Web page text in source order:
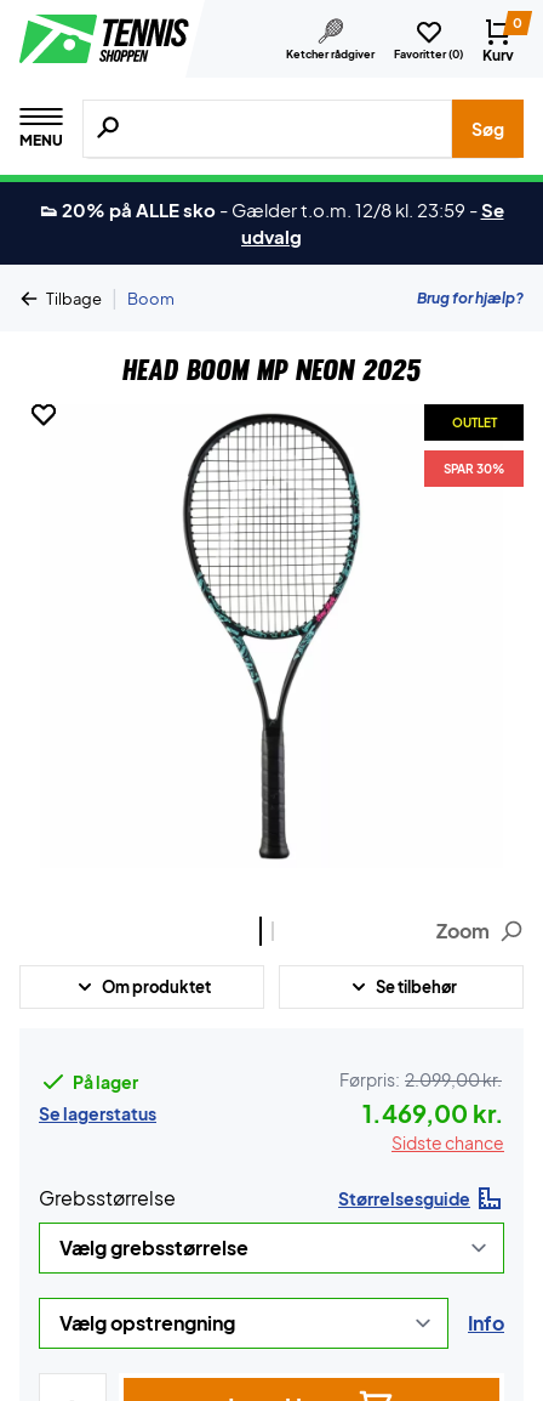
Ketcher rådgiver Favoritter (0)
0
Kurv
MENU
Søg efter produkter, mærker etc.
Søg
👟 20% på ALLE sko - Gælder t.o.m. 12/8 kl. 23:59 -Se
udvalg
Tilbage | Boom Brug for hjælp?
Head Boom MP Neon 2025
OUTLET
SPAR 30%
OUTLET
SPAR 30%
Zoom
Om produktet Se tilbehør
På lager
Se lagerstatus
Førpris: 2.099,00 kr.
1.469,00 kr.
Sidste chance
Grebsstørrelse Størrelsesguide
Info